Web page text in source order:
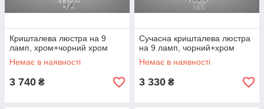
Кришталева люстра на 9
ламп, хром+чорний хром
Немає в наявності
3 740 ₴
Сучасна кришталева люстра
на 9 ламп, чорний+хром
Немає в наявності
3 330 ₴